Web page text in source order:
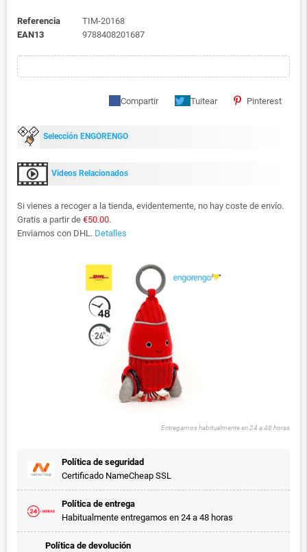
Referencia
TIM-20168
EAN13
9788408201687
Compartir Tuitear Pinterest
Selección ENGORENGO
Videos Relacionados
Si vienes a recoger a la tienda, evidentemente, no hay coste de envío.
Gratis a partir de €50.00.
Enviamos con DHL. Detalles
Entregamos habitualmente en 24 a 48 horas
Política de seguridad
Certificado NameCheap SSL
Política de entrega
Habitualmente entregamos en 24 a 48 horas
Política de devolución